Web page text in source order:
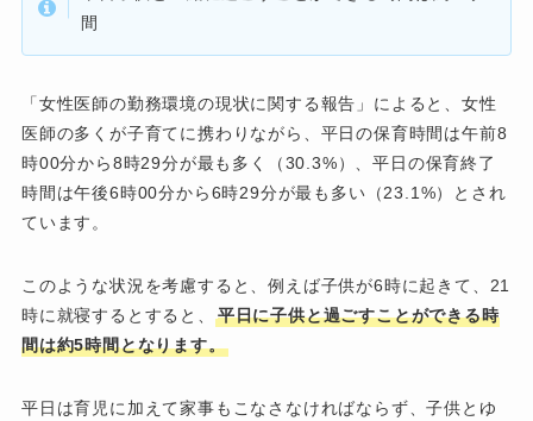
間
「女性医師の勤務環境の現状に関する報告」によると、女性
医師の多くが子育てに携わりながら、平日の保育時間は午前8
時00分から8時29分が最も多く（30.3%）、平日の保育終了
時間は午後6時00分から6時29分が最も多い（23.1%）とされ
ています。
このような状況を考慮すると、例えば子供が6時に起きて、21
時に就寝するとすると、
平日に子供と過ごすことができる時
間は約5時間となります。
平日は育児に加えて家事もこなさなければならず、子供とゆ